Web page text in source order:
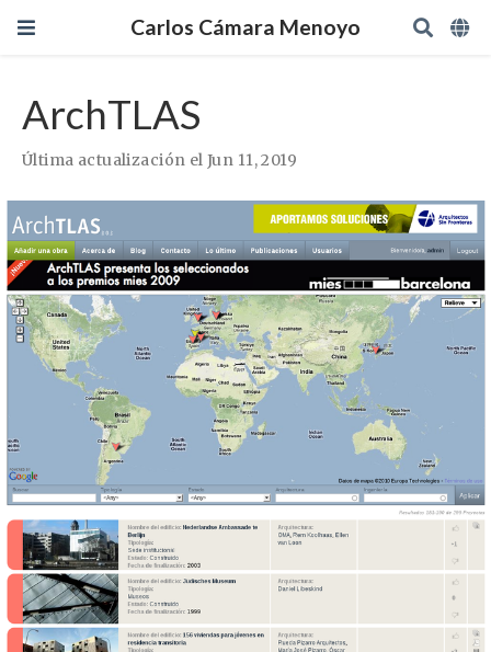
Carlos Cámara Menoyo
ArchTLAS
Última actualización el Jun 11, 2019